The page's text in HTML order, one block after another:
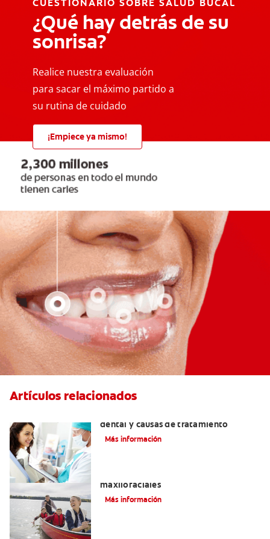
CUESTIONARIO SOBRE SALUD BUCAL
¿Qué hay detrás de su
sonrisa?
Realice nuestra evaluación
para sacar el máximo partido a
su rutina de cuidado
¡Empiece ya mismo!
Artículos relacionados
dental y causas de tratamiento
Más información
maxilofaciales
Más información